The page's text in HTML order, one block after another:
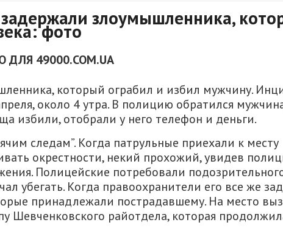
злоумышленника,
фото
49000.COM.UA
который ограбил и избил мужчину.
около 4 утра. В полицию обратился
избили, отобрали у него телефон и деньги.
следам”. Когда патрульные приехали к месту
окрестности, некий прохожий, увидев
Полицейские потребовали
убегать. Когда правоохранители его все же
принадлежали пострадавшему. На место
Шевченковского райотдела, которая